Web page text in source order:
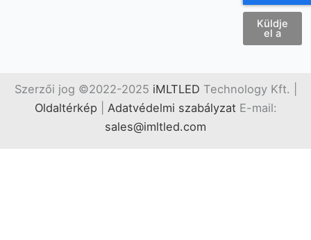
Küldje
el a
Szerzői jog ©2022-2025 iMLTLED Technology Kft. |
Oldaltérkép
Adatvédelmi szabályzatE-mail:
sales@imltled.com